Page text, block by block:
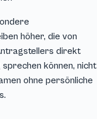
höher, die von
direkt
können, nicht
ohne persönliche